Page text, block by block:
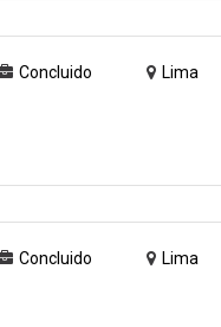
Concluido Lima
Concluido Lima